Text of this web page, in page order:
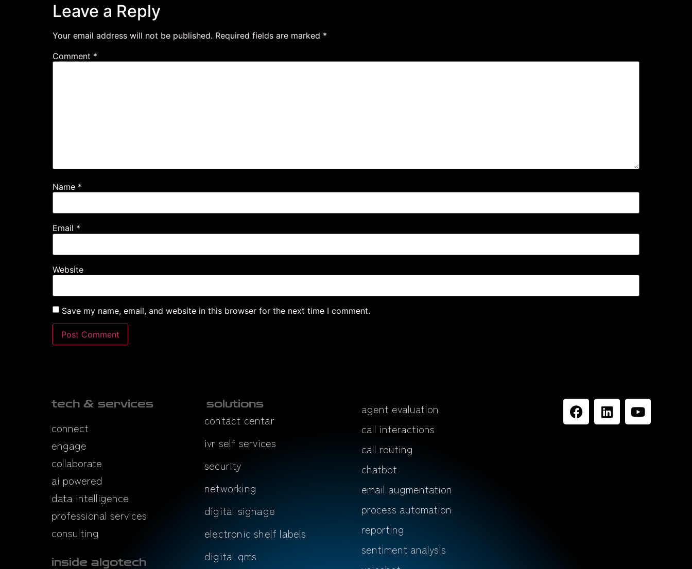
Leave a Reply
Your email address will not be published. Required fields are marked *
Comment *
Name *
Email *
Website
Save my name, email, and website in this browser for the next time I comment.
tech & services
connect
engage
collaborate
ai powered
data intelligence
professional services
consulting
inside algotech
solutions
contact centar
ivr self services
security
networking
digital signage
electronic shelf labels
digital qms
agent evaluation
call interactions
call routing
chatbot
email augmentation
process automation
reporting
sentiment analysis